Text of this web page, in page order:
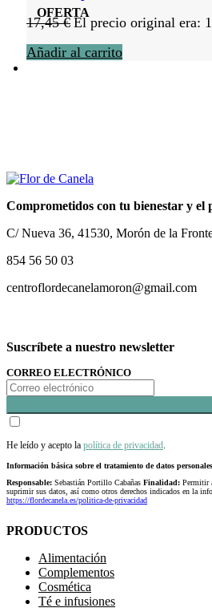
OFERTA
17,45€ El precio original era:
Añadir al carrito
Comprometidos con tu bienestar y el
C/ Nueva 36, 41530, Morón de la
854 56 50 03
centroflordecanelamoron@gmail.com
Suscríbete a nuestro newsletter
CORREO ELECTRÓNICO
He leído y acepto la política de privacidad.
Información básica sobre el tratamiento de datos
Responsable: Sebastián Portillo Cabañas Finalidad: Permitir
suprimir sus datos, así como otros derechos indicados en la
https://flordecanela.es/politica-de-privacidad
PRODUCTOS
Alimentación
Complementos
Cosmética
Té e infusiones